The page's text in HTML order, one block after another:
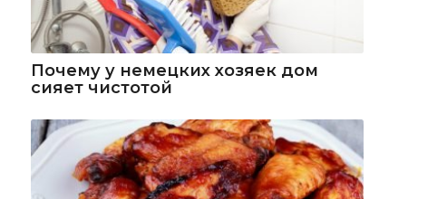
Почему у немецких хозяек дом
сияет чистотой